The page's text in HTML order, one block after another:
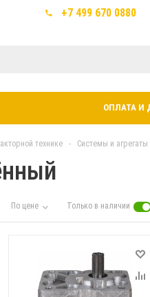
+7 499 670 0880
ОПЛАТА И
технике - Системы и агрегаты
По цене Только в наличии